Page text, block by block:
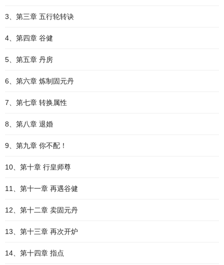
3、第三章 五行轮转诀
4、第四章 谷健
5、第五章 丹房
6、第六章 炼制固元丹
7、第七章 转换属性
8、第八章 退婚
9、第九章 你不配！
10、第十章 行皇师尊
11、第十一章 再遇谷健
12、第十二章 卖固元丹
13、第十三章 再次开炉
14、第十四章 指点